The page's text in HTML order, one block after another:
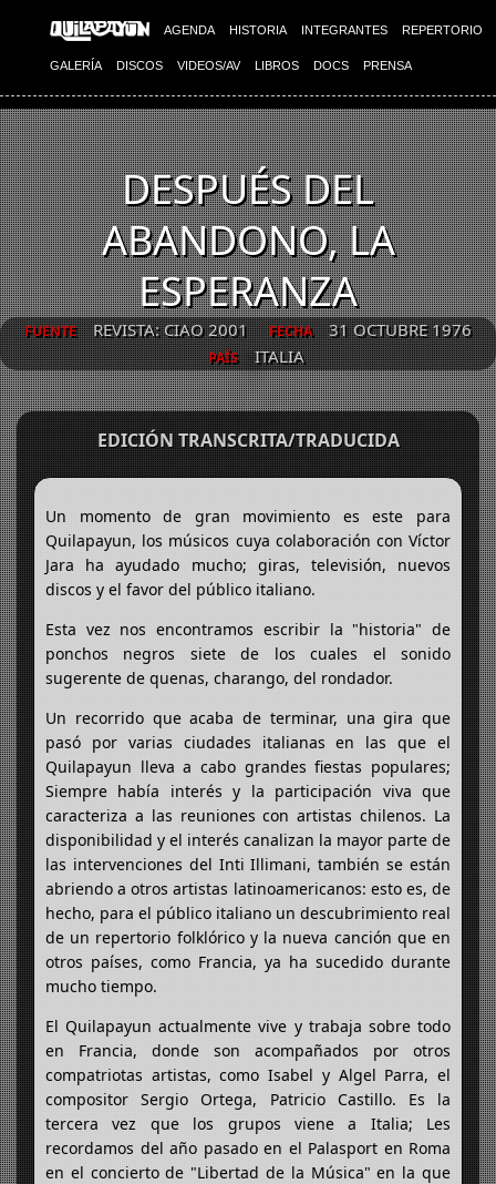
AGENDA HISTORIA INTEGRANTES REPERTORIO
GALERÍA DISCOS VIDEOS/AV LIBROS DOCS PRENSA
DESPUÉS DEL
ABANDONO, LA
ESPERANZA
FUENTE REVISTA: CIAO 2001 FECHA 31 OCTUBRE 1976
PAÍS ITALIA
EDICIÓN TRANSCRITA/TRADUCIDA
Un momento de gran movimiento es este para
Quilapayun, los músicos cuya colaboración con Víctor
Jara ha ayudado mucho; giras, televisión, nuevos
discos y el favor del público italiano.
Esta vez nos encontramos escribir la "historia" de
ponchos negros siete de los cuales el sonido
sugerente de quenas, charango, del rondador.
Un recorrido que acaba de terminar, una gira que
pasó por varias ciudades italianas en las que el
Quilapayun lleva a cabo grandes fiestas populares;
Siempre había interés y la participación viva que
caracteriza a las reuniones con artistas chilenos. La
disponibilidad y el interés canalizan la mayor parte de
las intervenciones del Inti Illimani, también se están
abriendo a otros artistas latinoamericanos: esto es, de
hecho, para el público italiano un descubrimiento real
de un repertorio folklórico y la nueva canción que en
otros países, como Francia, ya ha sucedido durante
mucho tiempo.
El Quilapayun actualmente vive y trabaja sobre todo
en Francia, donde son acompañados por otros
compatriotas artistas, como Isabel y Algel Parra, el
compositor Sergio Ortega, Patricio Castillo. Es la
tercera vez que los grupos viene a Italia; Les
recordamos del año pasado en el Palasport en Roma
en el concierto de "Libertad de la Música" en la que